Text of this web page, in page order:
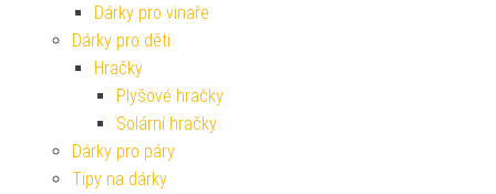
Dárky pro vinaře
Dárky pro děti
Hračky
Plyšové hračky
Solární hračky
Dárky pro páry
Tipy na dárky